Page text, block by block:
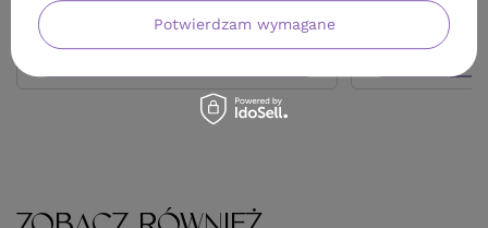
Do koszyka
Potwierdzam wymagane